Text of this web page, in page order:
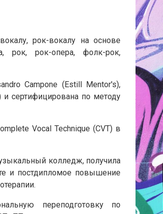
рок-вокалу на основе
рок, рок-опера, фолк-рок,
Campone (Estill Mentor's),
и сертифицирована по методу
Vocal Technique (CVT) в
колледж, получила
и постдипломое повышение
переподготовку по